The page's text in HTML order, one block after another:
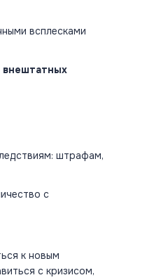
всплесками
внештатных
штрафам,
с
к новым
с кризисом,